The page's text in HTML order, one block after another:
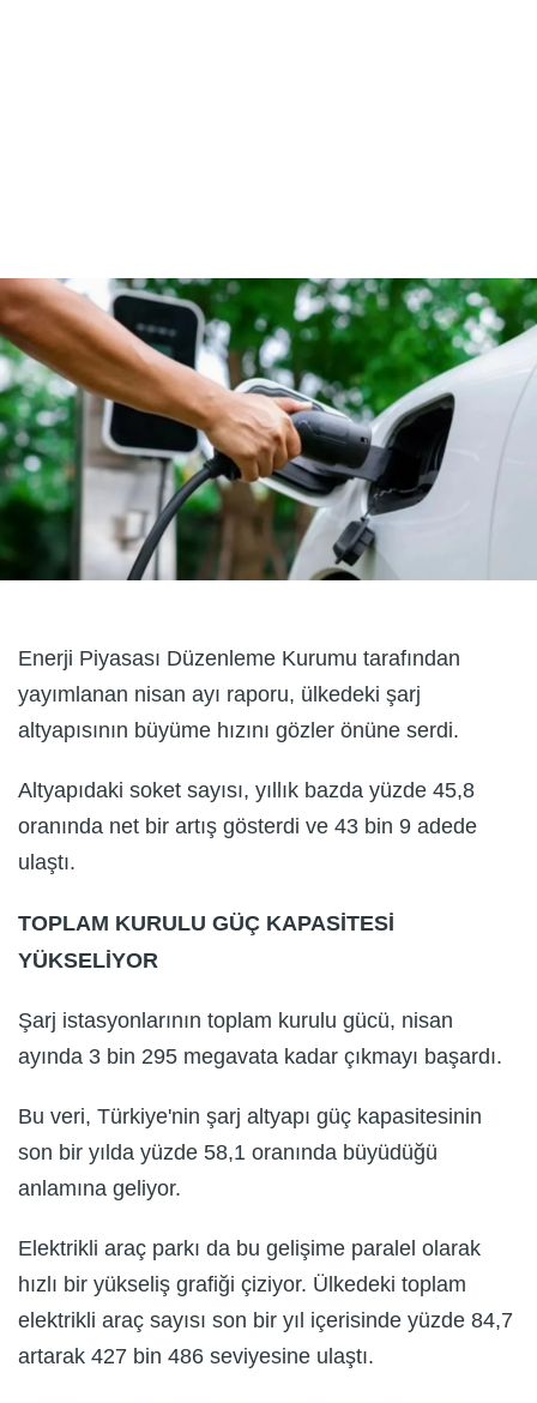
Enerji Piyasası Düzenleme Kurumu tarafından
yayımlanan nisan ayı raporu, ülkedeki şarj
altyapısının büyüme hızını gözler önüne serdi.
Altyapıdaki soket sayısı, yıllık bazda yüzde 45,8
oranında net bir artış gösterdi ve 43 bin 9 adede
ulaştı.
TOPLAM KURULU GÜÇ KAPASİTESİ
YÜKSELİYOR
Şarj istasyonlarının toplam kurulu gücü, nisan
ayında 3 bin 295 megavata kadar çıkmayı başardı.
Bu veri, Türkiye'nin şarj altyapı güç kapasitesinin
son bir yılda yüzde 58,1 oranında büyüdüğü
anlamına geliyor.
Elektrikli araç parkı da bu gelişime paralel olarak
hızlı bir yükseliş grafiği çiziyor. Ülkedeki toplam
elektrikli araç sayısı son bir yıl içerisinde yüzde 84,7
artarak 427 bin 486 seviyesine ulaştı.